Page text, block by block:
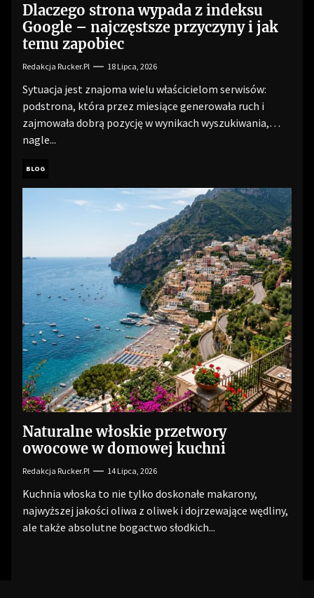
Dlaczego strona wypada z indeksu
Google – najczęstsze przyczyny i jak
temu zapobiec
Redakcja Rucker.pl 18 Lipca, 2026
Sytuacja jest znajoma wielu właścicielom serwisów:
podstrona, która przez miesiące generowała ruch i
zajmowała dobrą pozycję w wynikach wyszukiwania,
nagle...
BLOG
Naturalne włoskie przetwory
owocowe w domowej kuchni
Redakcja Rucker.pl 14 Lipca, 2026
Kuchnia włoska to nie tylko doskonałe makarony,
najwyższej jakości oliwa z oliwek i dojrzewające wędliny,
ale także absolutne bogactwo słodkich...